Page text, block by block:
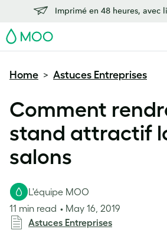
Imprimé en 48 heures, avec
MOO
Home > Astuces Entreprises
Comment
stand attractif
salons
L'équipe MOO
11 min read
May 16, 2019
Astuces Entreprises